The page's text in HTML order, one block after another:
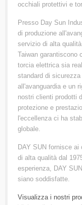
occhiali protettivi e
Presso Day Sun
di produzione
servizio di alta
Taiwan garantiscono
torcia elettrica sia
standard di
all'avanguardia e un
nostri clienti prodotti
protezione e
l'eccellenza ci ha
globale.
DAY SUN fornisce
di alta qualità dal
esperienza, DAY
siano soddisfatte.
Visualizza i nostri